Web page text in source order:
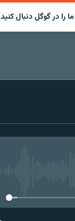
ما را در گوگل دنبال کنید